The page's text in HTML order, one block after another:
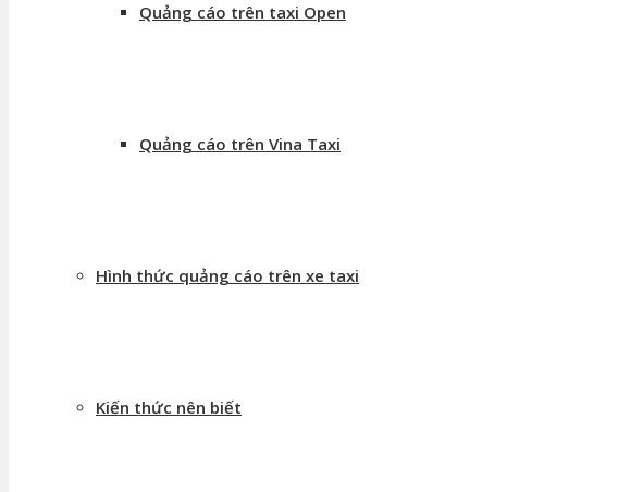
Quảng cáo trên taxi Open
Quảng cáo trên Vina Taxi
Hình thức quảng cáo trên xe taxi
Kiến thức nên biết